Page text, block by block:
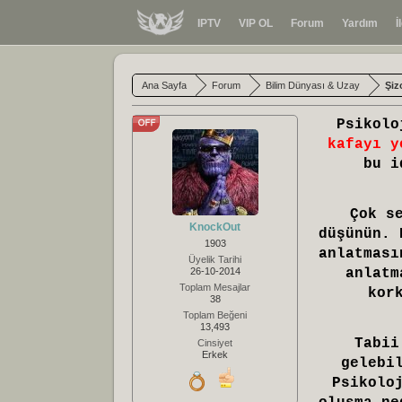
IPTV VIP OL Forum Yardım
Ana Sayfa Forum Bilim Dünyası & Uzay
KnockOut
1903
Üyelik Tarihi
26-10-2014
Toplam Mesajlar
38
Toplam Beğeni
13,493
Cinsiyet
Erkek
kafayı
bu
Çok
düşünün.
Tabii